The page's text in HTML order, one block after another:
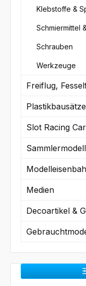
Klebstoffe &
Schmiermittel
Schrauben
Werkzeuge
Freiflug,
Plastikbausätze
Slot Racing
Medien
Decoartikel &